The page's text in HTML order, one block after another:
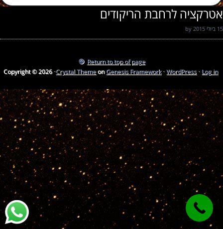
אטרקציה לרחבת הריקודים
15 ביולי 2015
Return to top of page
Copyright © 2026 ·Crystal ThemeonGenesis Framework·WordPress· Log in